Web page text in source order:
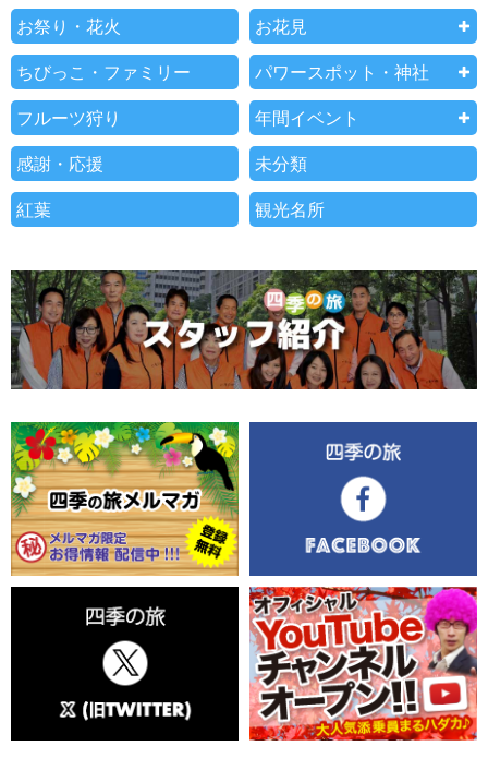
お祭り・花火 お花見
ちびっこ・ファミリー パワースポット・神社
フルーツ狩り 年間イベント
感謝・応援 未分類
紅葉 観光名所